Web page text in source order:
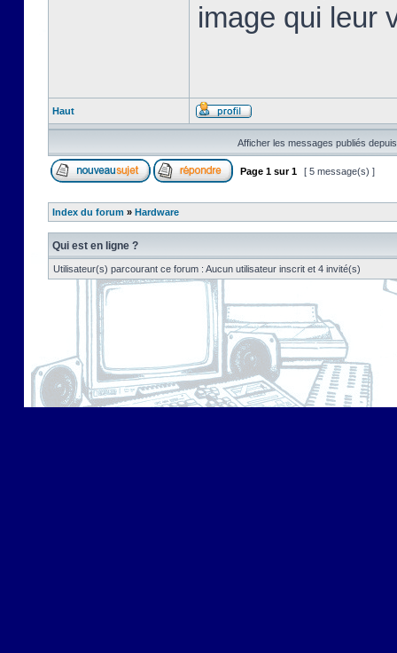
image qui leur
Haut
Afficher les messages publiés
Page 1 sur1 [ 5 message(s) ]
Index du forum » Hardware
Qui est en ligne ?
Utilisateur(s) parcourant ce forum : Aucun utilisateur inscrit et 4 invité(s)